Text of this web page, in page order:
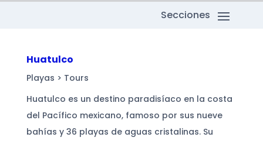
Huatulco
Playas > Tours
Huatulco es un destino paradisíaco en la costa
del Pacífico mexicano, famoso por sus nueve
bahías y 36 playas de aguas cristalinas. Su